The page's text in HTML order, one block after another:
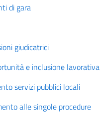
di gara
giudicatrici
e inclusione lavorativa
servizi pubblici locali
alle singole procedure